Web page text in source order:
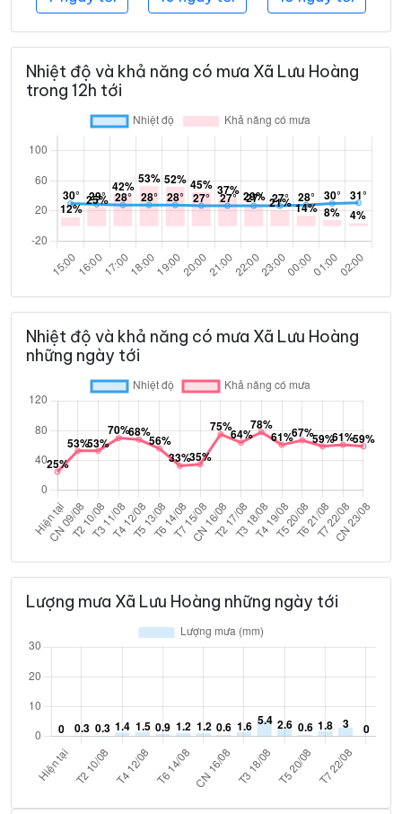
Nhiệt độ và khả năng có mưa Xã Lưu Hoàng
trong 12h tới
Nhiệt độ và khả năng có mưa Xã Lưu Hoàng
những ngày tới
Lượng mưa Xã Lưu Hoàng những ngày tới